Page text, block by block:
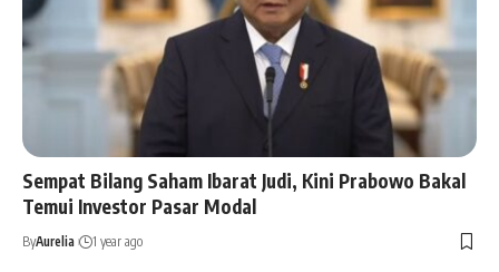
Sempat Bilang Saham Ibarat Judi, Kini Prabowo Bakal
Temui Investor Pasar Modal
ByAurelia 1 year ago